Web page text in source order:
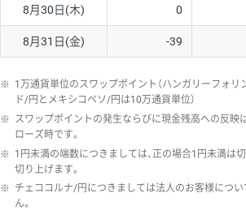
8月30日(木) 0
8月31日(金) -39
※ 1万通貨単位のスワップポイント（ハンガリーフォ
ド/円とメキシコペソ/円は10万通貨単位）
※ スワップポイントの発生ならびに現金残高への反映
ローズ時です。
※ 1円未満の端数につきましては、正の場合1円未満は
切り上げます。
※ チェココルナ/円につきましては法人のお客様につ
ん。